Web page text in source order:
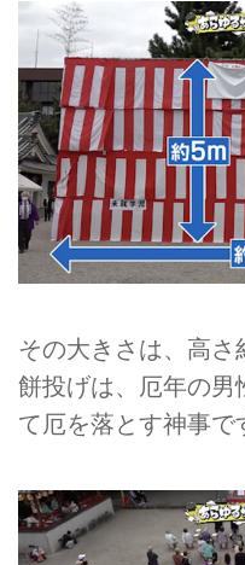
その大きさは、高
餅投げは、厄年の男
て厄を落とす神事で